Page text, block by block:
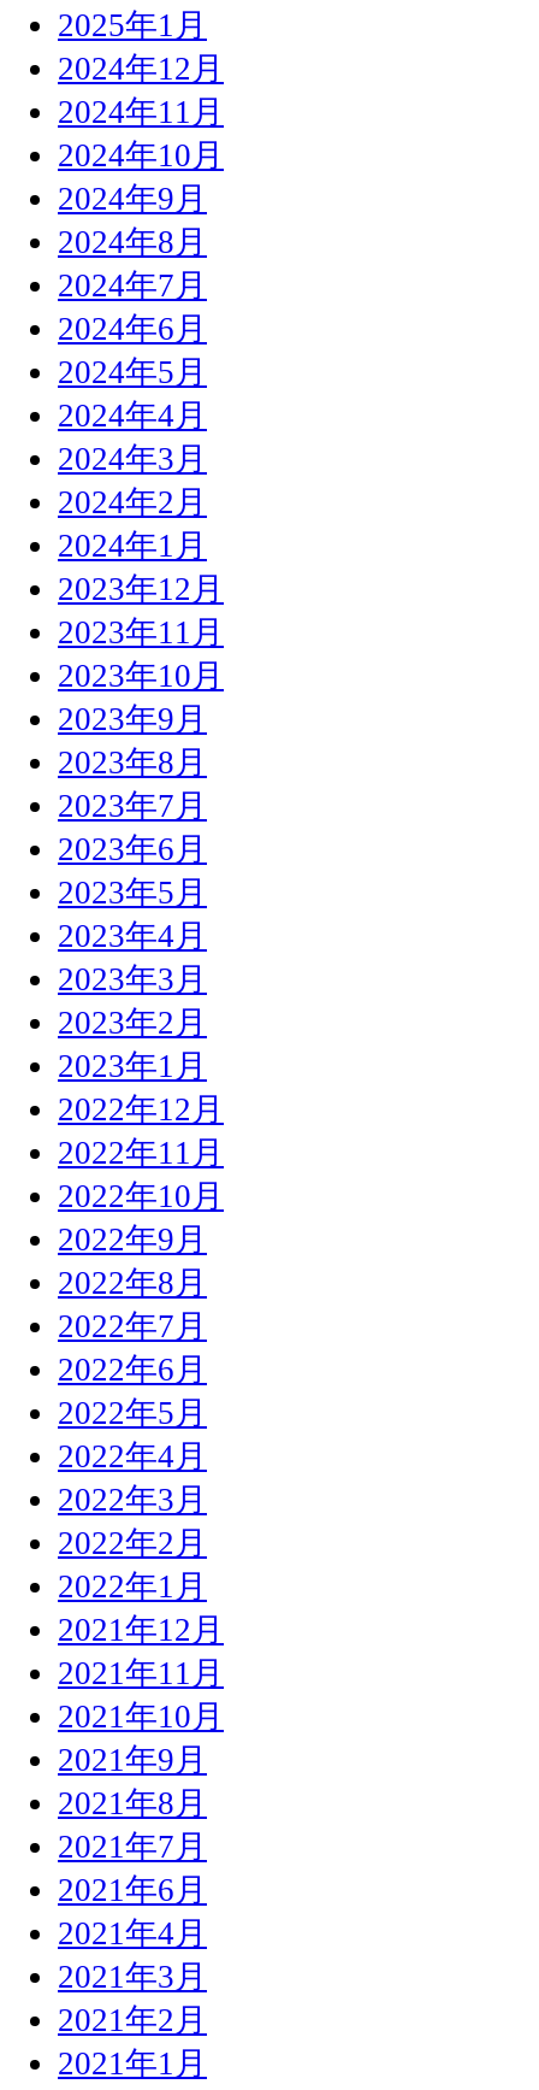
2025年1月
2024年12月
2024年11月
2024年10月
2024年9月
2024年8月
2024年7月
2024年6月
2024年5月
2024年4月
2024年3月
2024年2月
2024年1月
2023年12月
2023年11月
2023年10月
2023年9月
2023年8月
2023年7月
2023年6月
2023年5月
2023年4月
2023年3月
2023年2月
2023年1月
2022年12月
2022年11月
2022年10月
2022年9月
2022年8月
2022年7月
2022年6月
2022年5月
2022年4月
2022年3月
2022年2月
2022年1月
2021年12月
2021年11月
2021年10月
2021年9月
2021年8月
2021年7月
2021年6月
2021年4月
2021年3月
2021年2月
2021年1月